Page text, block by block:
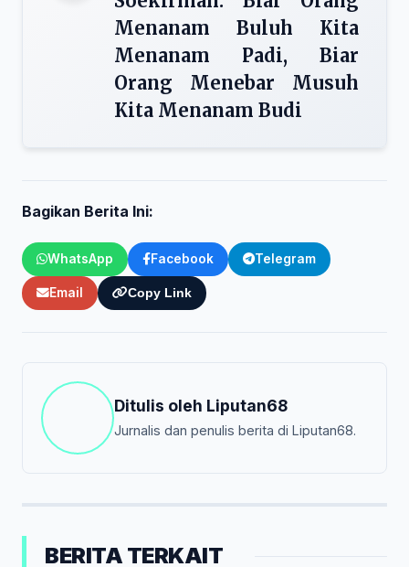
Menanam Buluh Kita
Menanam Padi, Biar
Orang Menebar Musuh
Kita Menanam Budi
Bagikan Berita Ini:
WhatsApp Facebook Telegram
Email Copy Link
Ditulis oleh Liputan68
Jurnalis dan penulis berita di Liputan68.
BERITA TERKAIT